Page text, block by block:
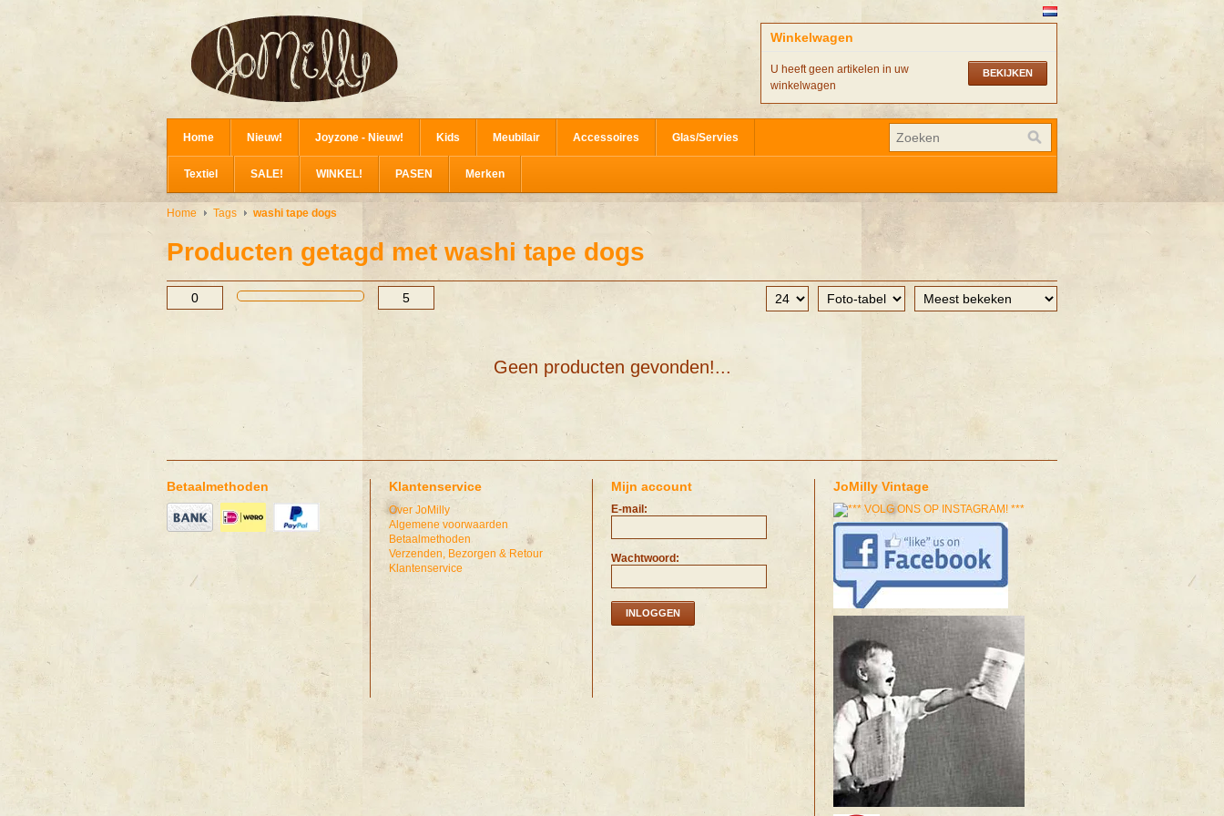
Winkelwagen
BEKIJKEN
U heeft geen artikelen in uw
winkelwagen
Home Nieuw! Joyzone - Nieuw! Kids Meubilair Accessoires Glas/Servies
Textiel SALE! WINKEL! PASEN Merken
Home Tags washi tape dogs
Producten getagd met washi tape dogs
Geen producten gevonden!...
Betaalmethoden Klantenservice
Over JoMilly
Algemene voorwaarden
Betaalmethoden
Verzenden, Bezorgen & Retour
Klantenservice
Mijn account
E-mail:
Wachtwoord:
INLOGGEN
JoMilly Vintage